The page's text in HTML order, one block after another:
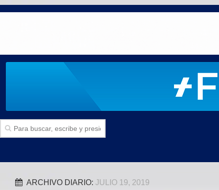
SECCIONES
ARCHIVO DIARIO: JULIO 19, 2019